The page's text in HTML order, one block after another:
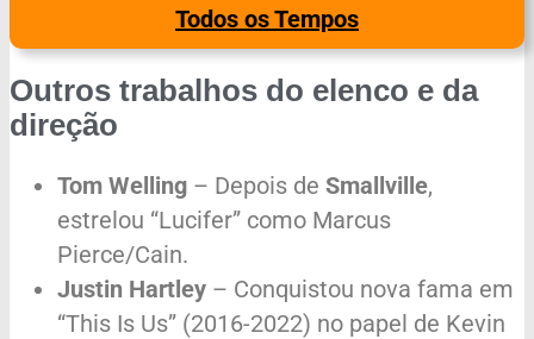
Todos os Tempos
Outros trabalhos do elenco e da
direção
Tom Welling – Depois de Smallville,
estrelou “Lucifer” como Marcus
Pierce/Cain.
Justin Hartley – Conquistou nova fama em
“This Is Us” (2016-2022) no papel de Kevin